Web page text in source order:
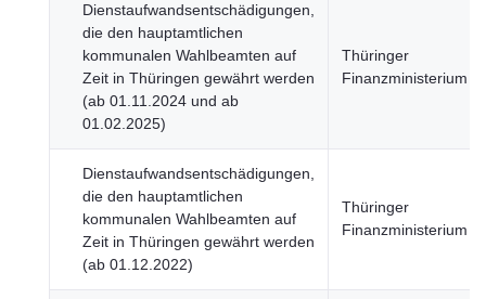
Dienstaufwandsentschädigungen,
die den hauptamtlichen
kommunalen Wahlbeamten auf
Zeit in Thüringen gewährt werden
(ab 01.11.2024 und ab
01.02.2025)
Thüringer
Finanzministerium
Dienstaufwandsentschädigungen,
die den hauptamtlichen
kommunalen Wahlbeamten auf
Zeit in Thüringen gewährt werden
(ab 01.12.2022)
Thüringer
Finanzministerium